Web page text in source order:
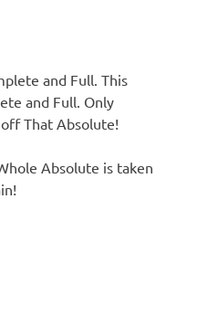
and Full. This
and Full. Only
That Absolute!
Absolute is taken